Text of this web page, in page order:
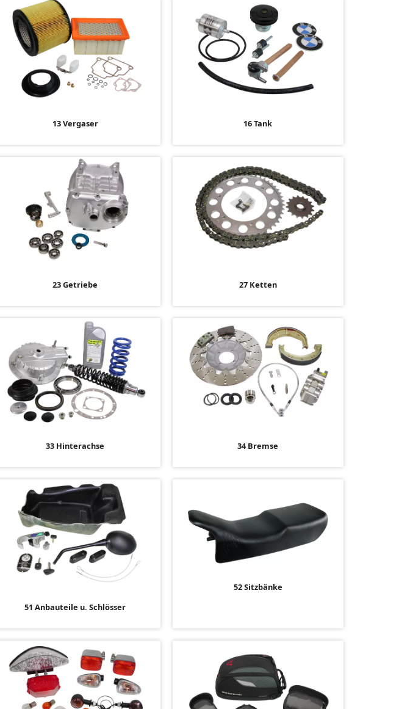
13 Vergaser 16 Tank
23 Getriebe 27 Ketten
33 Hinterachse 34 Bremse
51 Anbauteile u. Schlösser
52 Sitzbänke